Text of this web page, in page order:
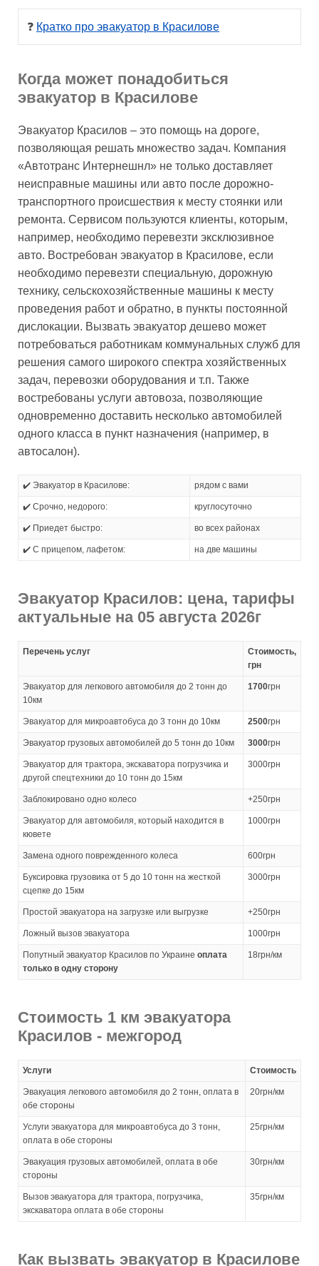
❓ Кратко про эвакуатор в Красилове
Когда может понадобиться
эвакуатор в Красилове
Эвакуатор Красилов – это помощь на дороге,
позволяющая решать множество задач. Компания
«Автотранс Интернешнл» не только доставляет
неисправные машины или авто после дорожно-
транспортного происшествия к месту стоянки или
ремонта. Сервисом пользуются клиенты, которым,
например, необходимо перевезти эксклюзивное
авто. Востребован эвакуатор в Красилове, если
необходимо перевезти специальную, дорожную
технику, сельскохозяйственные машины к месту
проведения работ и обратно, в пункты постоянной
дислокации. Вызвать эвакуатор дешево может
потребоваться работникам коммунальных служб для
решения самого широкого спектра хозяйственных
задач, перевозки оборудования и т.п. Также
востребованы услуги автовоза, позволяющие
одновременно доставить несколько автомобилей
одного класса в пункт назначения (например, в
автосалон).
✔️ Эвакуатор в Красилове: рядом с вами
✔️ Срочно, недорого: круглосуточно
✔️ Приедет быстро: во всех районах
✔️ С прицепом, лафетом: на две машины
Эвакуатор Красилов: цена, тарифы
актуальные на 05 августа 2026г
Перечень услуг
Стоимость,
грн
Эвакуатор для легкового автомобиля до 2 тонн до
10км
1700грн
Эвакуатор для микроавтобуса до 3 тонн до 10км 2500грн
Эвакуатор грузовых автомобилей до 5 тонн до 10км 3000грн
Эвакуатор для трактора, экскаватора погрузчика и
другой спецтехники до 10 тонн до 15км
3000грн
Заблокировано одно колесо +250грн
Эвакуатор для автомобиля, который находится в
кювете
1000грн
Замена одного поврежденного колеса 600грн
Буксировка грузовика от 5 до 10 тонн на жесткой
сцепке до 15км
3000грн
Простой эвакуатора на загрузке или выгрузке +250грн
Ложный вызов эвакуатора 1000грн
Попутный эвакуатор Красилов по Украине оплата
только в одну сторону
18грн/км
Стоимость 1 км эвакуатора
Красилов - межгород
Услуги Стоимость
Эвакуация легкового автомобиля до 2 тонн, оплата в
обе стороны
20грн/км
Услуги эвакуатора для микроавтобуса до 3 тонн,
оплата в обе стороны
25грн/км
Эвакуация грузовых автомобилей, оплата в обе
стороны
30грн/км
Вызов эвакуатора для трактора, погрузчика,
экскаватора оплата в обе стороны
35грн/км
Как вызвать эвакуатор в Красилове